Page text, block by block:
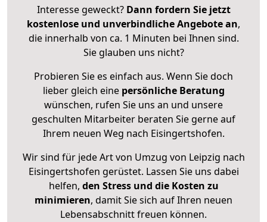
Interesse geweckt? Dann fordern Sie jetzt
kostenlose und unverbindliche Angebote an,
die innerhalb von ca. 1 Minuten bei Ihnen sind.
Sie glauben uns nicht?
Probieren Sie es einfach aus. Wenn Sie doch
lieber gleich eine persönliche Beratung
wünschen, rufen Sie uns an und unsere
geschulten Mitarbeiter beraten Sie gerne auf
Ihrem neuen Weg nach Eisingertshofen.
Wir sind für jede Art von Umzug von Leipzig nach
Eisingertshofen gerüstet. Lassen Sie uns dabei
helfen, den Stress und die Kosten zu
minimieren, damit Sie sich auf Ihren neuen
Lebensabschnitt freuen können.